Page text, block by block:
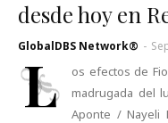
desde hoy en
GlobalDBS Network® -
L
os efectos de
madrugada del
Aponte / Nayeli